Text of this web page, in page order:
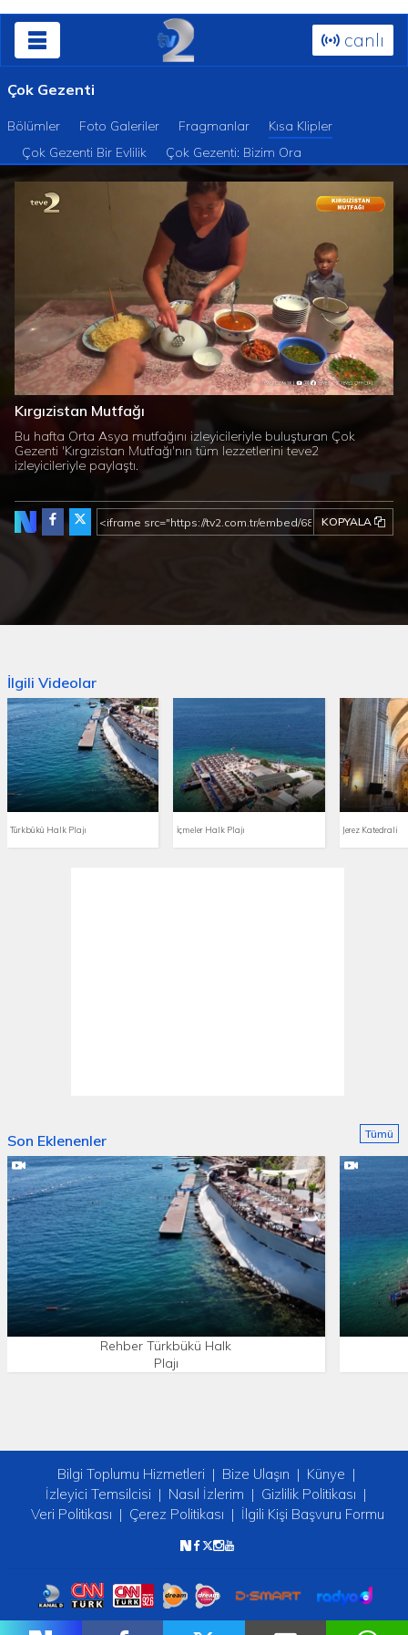
canlı
Çok Gezenti
Bölümler Foto Galeriler Fragmanlar
Kısa Klipler
Çok Gezenti Bir Evlilik
Çok Gezenti: Bizim Ora
Süre Toplam
Süre
Yüklendi :
0%
Yükleniyor:
0%
Kırgızistan Mutfağı
Bu hafta Orta Asya mutfağını izleyicileriyle buluşturan Çok
Gezenti 'Kırgızistan Mutfağı'nın tüm lezzetlerini teve2
izleyicileriyle paylaştı.
KOPYALA
İlgili Videolar
Türkbükü Halk Plajı İçmeler Halk Plajı Jerez Katedrali
Son Eklenenler
Rehber Türkbükü Halk
Plajı
Tümü
Bilgi Toplumu Hizmetleri Bize Ulaşın
Künye
İzleyici Temsilcisi
Nasıl İzlerim
Gizlilik Politikası
Veri Politikası
Çerez Politikası İlgili Kişi Başvuru Formu